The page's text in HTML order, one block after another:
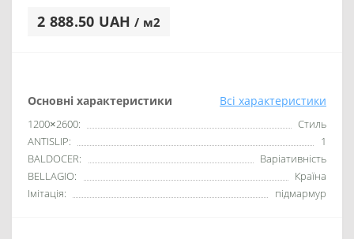
2 888.50 UAH / м2
Основні характеристики Всі характеристики
1200×2600:
Стиль
ANTISLIP:
1
BALDOCER:
Варіативність
BELLAGIO:
Країна
Імітація:
підмармур